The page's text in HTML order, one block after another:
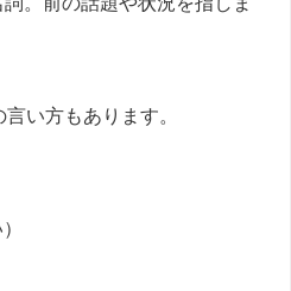
い方もあります。